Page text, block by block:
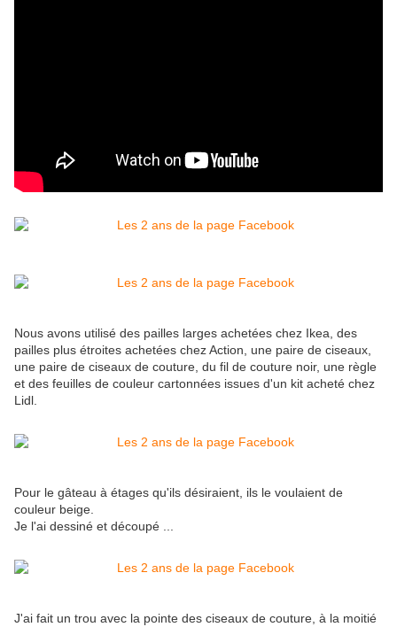
Nous avons utilisé des pailles larges achetées chez Ikea, des
pailles plus étroites achetées chez Action, une paire de ciseaux,
une paire de ciseaux de couture, du fil de couture noir, une règle
et des feuilles de couleur cartonnées issues d'un kit acheté chez
Lidl.
Pour le gâteau à étages qu'ils désiraient, ils le voulaient de
couleur beige.
Je l'ai dessiné et découpé ...
J'ai fait un trou avec la pointe des ciseaux de couture, à la moitié